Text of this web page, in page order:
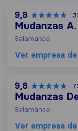
9,8
Mudanzas
Salamanca
Ver empresa
9,8
Mudanzas
Salamanca
Ver empresa